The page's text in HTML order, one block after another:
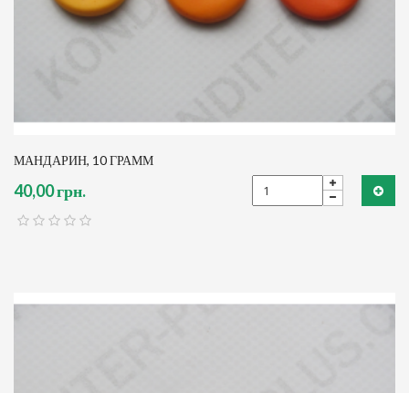
МАНДАРИН, 10 ГРАММ
40,00 грн.